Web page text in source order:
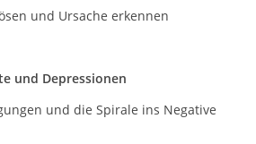
und Ursache erkennen
und Depressionen
und die Spirale ins Negative